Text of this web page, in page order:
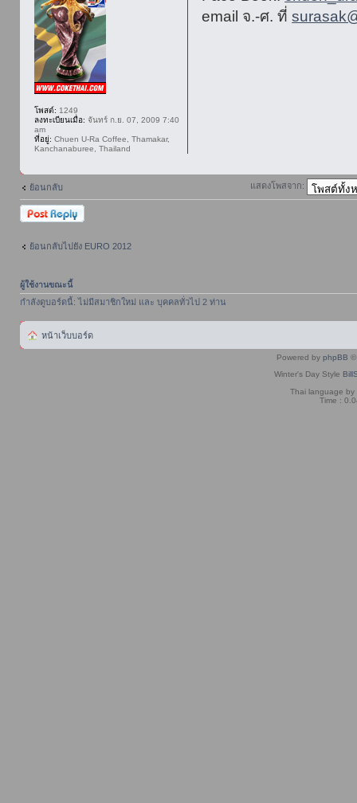
email จ.-ศ. ที่
โพสต์: 1249
ลงทะเบียนเมื่อ: จันทร์ ก.ย. 07, 2009 7:40
am
ที่อยู่: Chuen U-Ra Coffee, Thamakar,
Kanchanaburee, Thailand
ย้อนกลับ แสดงโพสจาก:
ตอบกระทู้
ย้อนกลับไปยัง EURO 2012
ผู้ใช้งานขณะนี้
กำลังดูบอร์ดนี้: ไม่มีสมาชิกใหม่ และ บุคคลทั่วไป 2 ท่าน
หน้าเว็บบอร์ด
Powered by phpBB ©
Winter's Day Style
Thai language by
Time :